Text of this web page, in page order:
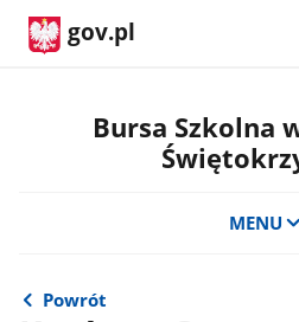
gov.pl
Bursa Szkolna
MENU
Powrót